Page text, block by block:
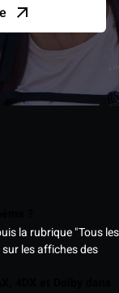
la rubrique "Tous les
les affiches des